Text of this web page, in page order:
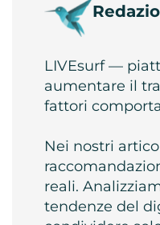
LIVEsurf —
aumentare il
fattori
Nei nostri
reali.
tendenze del